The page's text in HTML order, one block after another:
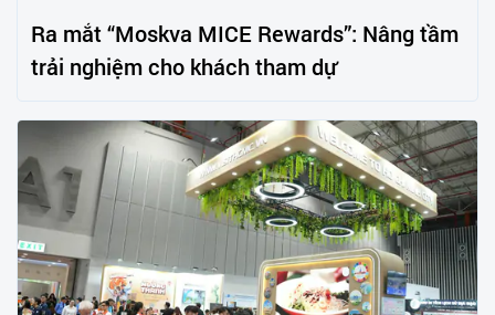
Ra mắt “Moskva MICE Rewards”: Nâng tầm
trải nghiệm cho khách tham dự